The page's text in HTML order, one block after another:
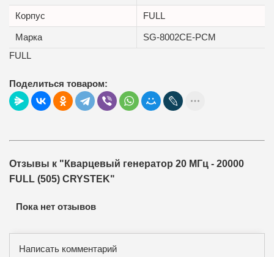
Корпус FULL
Марка
SG-8002CE-PCM
FULL
Поделиться товаром:
Отзывы к "Кварцевый генератор 20 МГц - 20000
FULL (505) CRYSTEK"
Пока нет отзывов
Написать комментарий